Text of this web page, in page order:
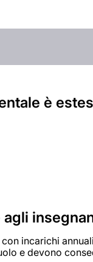
è
incarichi
e devono